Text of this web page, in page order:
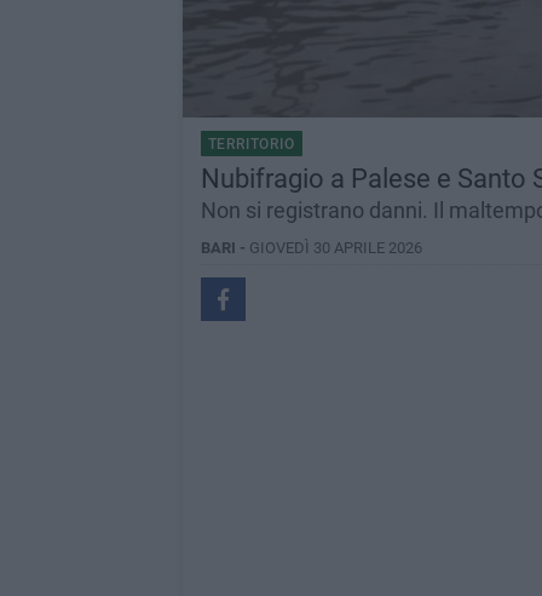
TERRITORIO
Nubifragio a Palese e Santo
Non si registrano danni. Il
BARI - GIOVEDÌ 30 APRILE 2026